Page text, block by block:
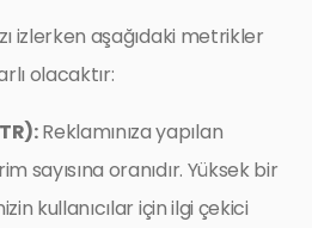
izlerken aşağıdaki metrikler
olacaktır:
Reklamınıza yapılan
sayısına oranıdır. Yüksek bir
kullanıcılar için ilgi çekici